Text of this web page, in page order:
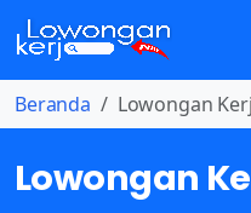
Beranda Lowongan
Lowongan